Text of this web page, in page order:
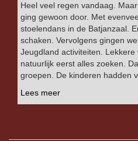
Heel veel regen vandaag.
ging gewoon door. Met
stoelendans in de Batjanzaal.
schaken. Vervolgens gingen
Jeugdland activiteiten.
natuurlijk eerst alles zoeken.
groepen. De kinderen hadden
Lees meer